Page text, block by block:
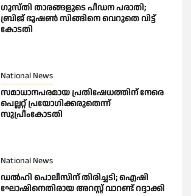
ഗുസ്തി താരങ്ങളുടെ പീഡന പരാതി;
ബ്രിജ് ഭൂഷണ്‍ സിങ്ങിനെ വെറുതെ വിട്ട്
കോടതി
National News
സമാധാനപരമായ പ്രതിഷേധത്തിന് നേരെ
പെല്ലറ്റ് പ്രയോഗിക്കരുതെന്ന്
സുപ്രീംകോടതി
National News
ഡല്‍ഹി പൊലീസിന് തിരിച്ചടി; ഐഷി
ഘോഷിനെതിരായ അറസ്റ്റ് വാറണ്ട് റദ്ദാക്കി